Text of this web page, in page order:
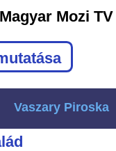
Magyar Mozi TV
Vaszary Piroska